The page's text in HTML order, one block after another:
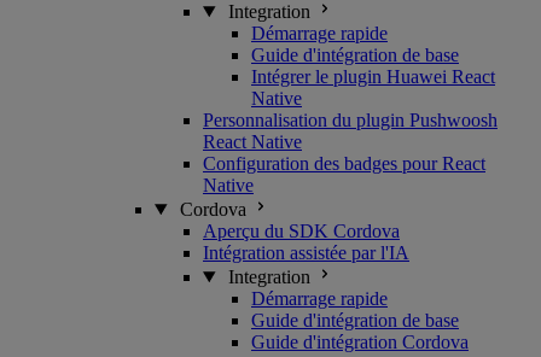
Integration
Démarrage rapide
Guide d'intégration de base
Intégrer le plugin Huawei React
Native
Personnalisation du plugin Pushwoosh
React Native
Configuration des badges pour React
Native
Cordova
Aperçu du SDK Cordova
Intégration assistée par l'IA
Integration
Démarrage rapide
Guide d'intégration de base
Guide d'intégration Cordova